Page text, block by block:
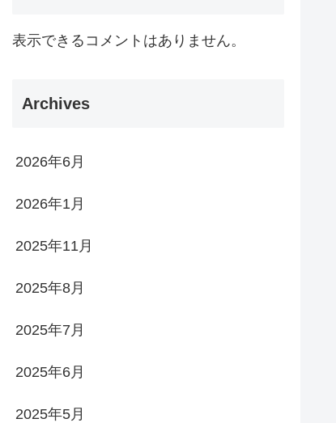
表示できるコメントはありません。
Archives
2026年6月
2026年1月
2025年11月
2025年8月
2025年7月
2025年6月
2025年5月